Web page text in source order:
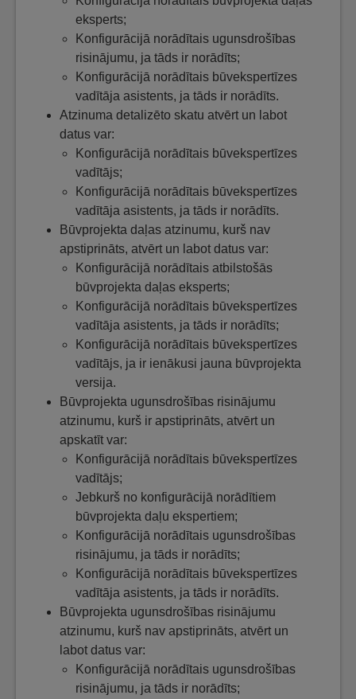
eksperts;
Konfigurācijā norādītais ugunsdrošības
risinājumu, ja tāds ir norādīts;
Konfigurācijā norādītais būvekspertīzes
vadītāja asistents, ja tāds ir norādīts.
Atzinuma detalizēto skatu atvērt un labot
datus var:
Konfigurācijā norādītais būvekspertīzes
vadītājs;
Konfigurācijā norādītais būvekspertīzes
vadītāja asistents, ja tāds ir norādīts.
Būvprojekta daļas atzinumu, kurš nav
apstiprināts, atvērt un labot datus var:
Konfigurācijā norādītais atbilstošās
būvprojekta daļas eksperts;
Konfigurācijā norādītais būvekspertīzes
vadītāja asistents, ja tāds ir norādīts;
Konfigurācijā norādītais būvekspertīzes
vadītājs, ja ir ienākusi jauna būvprojekta
versija.
Būvprojekta ugunsdrošības risinājumu
atzinumu, kurš ir apstiprināts, atvērt un
apskatīt var:
Konfigurācijā norādītais būvekspertīzes
vadītājs;
Jebkurš no konfigurācijā norādītiem
būvprojekta daļu ekspertiem;
Konfigurācijā norādītais ugunsdrošības
risinājumu, ja tāds ir norādīts;
Konfigurācijā norādītais būvekspertīzes
vadītāja asistents, ja tāds ir norādīts.
Būvprojekta ugunsdrošības risinājumu
atzinumu, kurš nav apstiprināts, atvērt un
labot datus var:
Konfigurācijā norādītais ugunsdrošības
risinājumu, ja tāds ir norādīts;